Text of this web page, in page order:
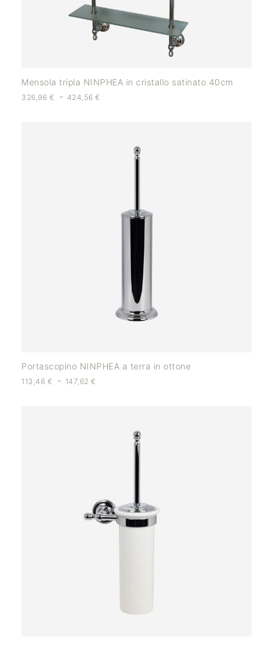
Mensola tripla NINPHEA in cristallo satinato 40cm
326,96 € - 424,56€
Portascopino NINPHEA a terra in ottone
113,46 € - 147,62€